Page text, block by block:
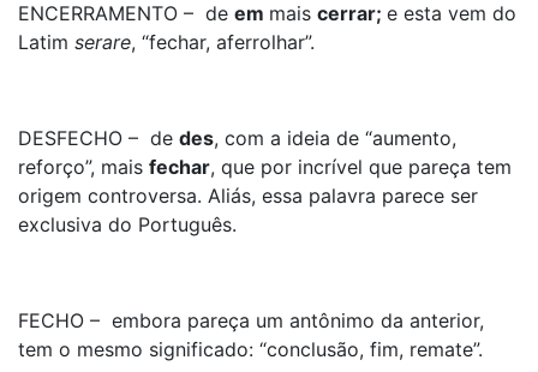
ENCERRAMENTO – de em mais cerrar; e esta vem do
Latim serare, “fechar, aferrolhar”.
DESFECHO – de des, com a ideia de “aumento,
reforço”, mais fechar, que por incrível que pareça tem
origem controversa. Aliás, essa palavra parece ser
exclusiva do Português.
FECHO – embora pareça um antônimo da anterior,
tem o mesmo significado: “conclusão, fim, remate”.